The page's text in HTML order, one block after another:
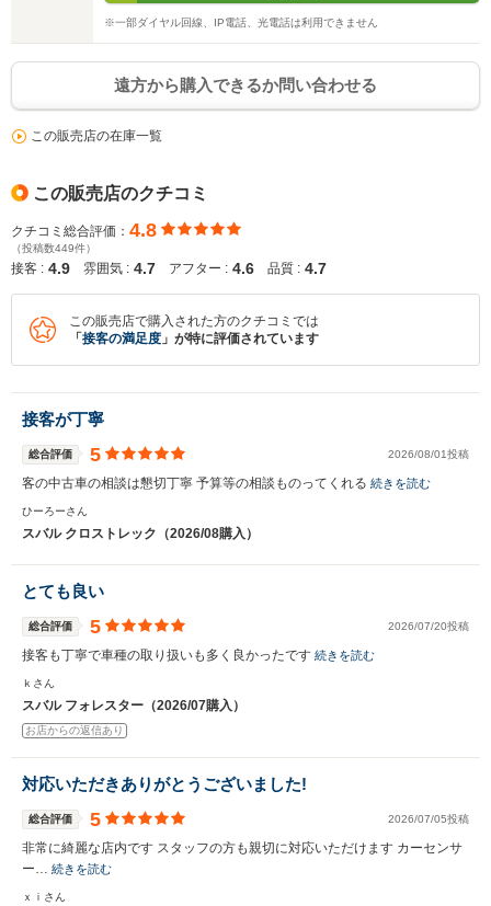
※一部ダイヤル回線、IP電話、光電話は利用できません
遠方から購入できるか問い合わせる
この販売店の在庫一覧
この販売店のクチコミ
クチコミ総合評価： 4.8
（投稿数449件）
接客 : 4.9 雰囲気 : 4.7 アフター : 4.6 品質 : 4.7
この販売店で購入された方のクチコミでは
「 接客の満足度 」が特に評価されています
接客が丁寧
総合評価 5 2026/08/01投稿
客の中古車の相談は懇切丁寧 予算等の相談ものってくれる 続きを読む
ひーろーさん
スバル クロストレック（2026/08購入）
とても良い
総合評価 5 2026/07/20投稿
接客も丁寧で車種の取り扱いも多く良かったです 続きを読む
ｋさん
スバル フォレスター（2026/07購入）
お店からの返信あり
対応いただきありがとうございました!
総合評価 5 2026/07/05投稿
非常に綺麗な店内です スタッフの方も親切に対応いただけます カーセンサ
ー… 続きを読む
ｘｉさん